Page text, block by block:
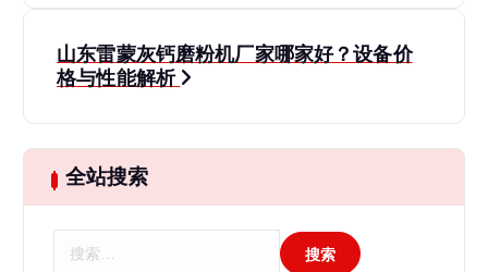
航山东雷蒙灰钙磨粉机厂家哪家好？设备价
格与性能解析
全站搜索